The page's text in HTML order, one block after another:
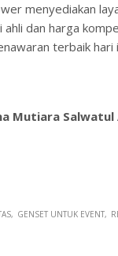
menyediakan
ahli dan harga
terbaik hari
Mutiara Salwatul
GENSET UNTUK EVENT